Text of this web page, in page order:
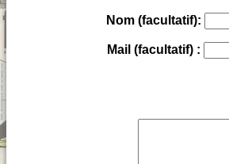
Nom (facultatif):
Mail (facultatif) :